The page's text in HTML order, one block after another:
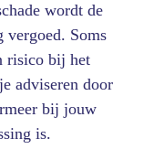
wordt de
Soms
risico bij het
adviseren door
bij jouw
is.